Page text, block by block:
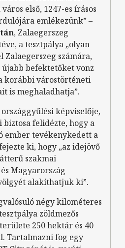
első, 1247-es írásos
emlékezünk” –
, Zalaegerszeg
a tesztpálya „olyan
számára,
újabb befektetőket vonz
korábbi várostörténeti
is meghaladhatja”.
országgyűlési képviselője,
felidézte, hogy a
ember tevékenykedett a
ki, hogy „az idejövő
szakmai
Magyarország
alakíthatjuk ki”.
négy kilométeres
zöldmezős
250 hektár és 40
Tartalmazni fog egy